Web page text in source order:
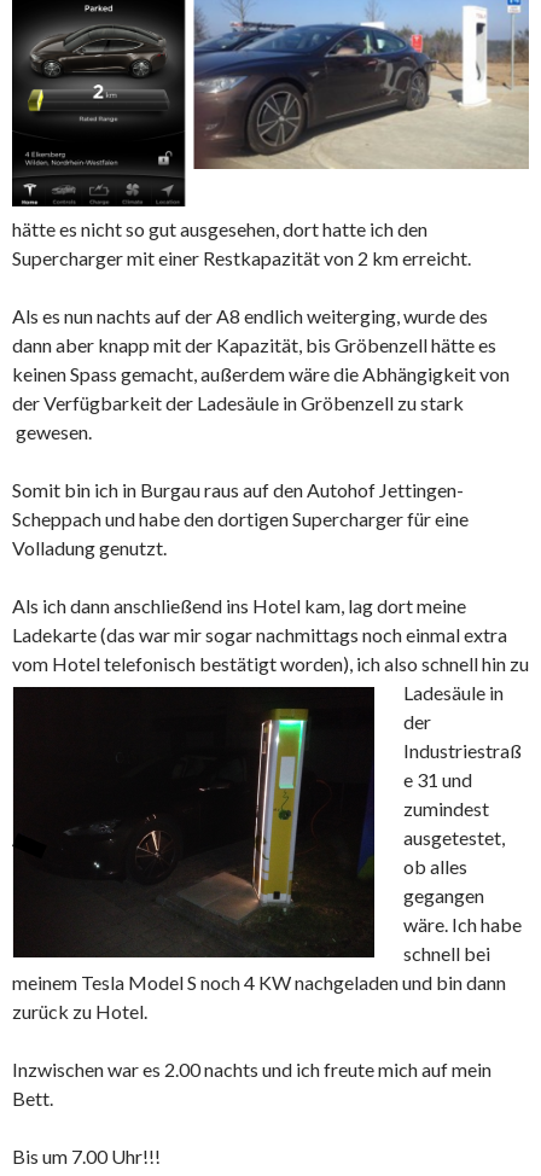
hätte es nicht so gut ausgesehen, dort hatte ich den
Supercharger mit einer Restkapazität von 2 km erreicht.
Als es nun nachts auf der A8 endlich weiterging, wurde des
dann aber knapp mit der Kapazität, bis Gröbenzell hätte es
keinen Spass gemacht, außerdem wäre die Abhängigkeit von
der Verfügbarkeit der Ladesäule in Gröbenzell zu stark
gewesen.
Somit bin ich in Burgau raus auf den Autohof Jettingen-
Scheppach und habe den dortigen Supercharger für eine
Volladung genutzt.
Als ich dann anschließend ins Hotel kam, lag dort meine
Ladekarte (das war mir sogar nachmittags noch einmal extra
vom Hotel telefonisch bestätigt worden), ich also schnell hin zu
Ladesäule in
der
Industriestraß
e 31 und
zumindest
ausgetestet,
ob alles
gegangen
wäre. Ich habe
schnell bei
meinem Tesla Model S noch 4 KW nachgeladen und bin dann
zurück zu Hotel.
Inzwischen war es 2.00 nachts und ich freute mich auf mein
Bett.
Bis um 7.00 Uhr!!!